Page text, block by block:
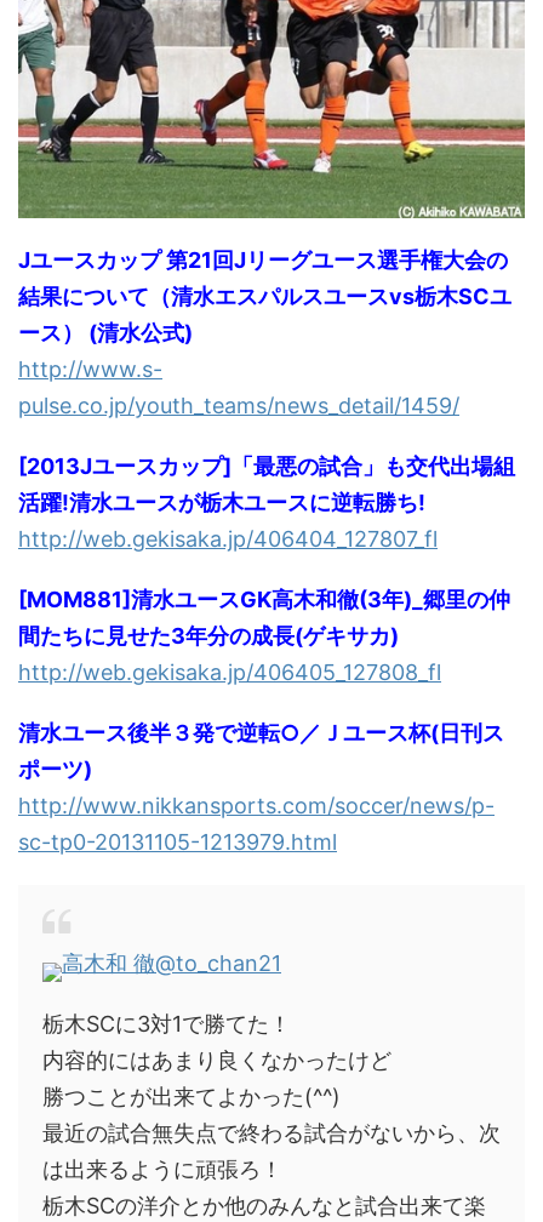
Jユースカップ 第21回Jリーグユース選手権大会の
結果について（清水エスパルスユースvs栃木SCユ
ース） (清水公式)
http://www.s-
pulse.co.jp/youth_teams/news_detail/1459/
[2013Jユースカップ]「最悪の試合」も交代出場組
活躍!清水ユースが栃木ユースに逆転勝ち!
http://web.gekisaka.jp/406404_127807_fl
[MOM881]清水ユースGK高木和徹(3年)_郷里の仲
間たちに見せた3年分の成長(ゲキサカ)
http://web.gekisaka.jp/406405_127808_fl
清水ユース後半３発で逆転○／Ｊユース杯(日刊ス
ポーツ)
http://www.nikkansports.com/soccer/news/p-
sc-tp0-20131105-1213979.html
高木和 徹@to_chan21
栃木SCに3対1で勝てた！
内容的にはあまり良くなかったけど
勝つことが出来てよかった(^^)
最近の試合無失点で終わる試合がないから、次
は出来るように頑張ろ！
栃木SCの洋介とか他のみんなと試合出来て楽